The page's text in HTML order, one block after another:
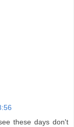
these days don't